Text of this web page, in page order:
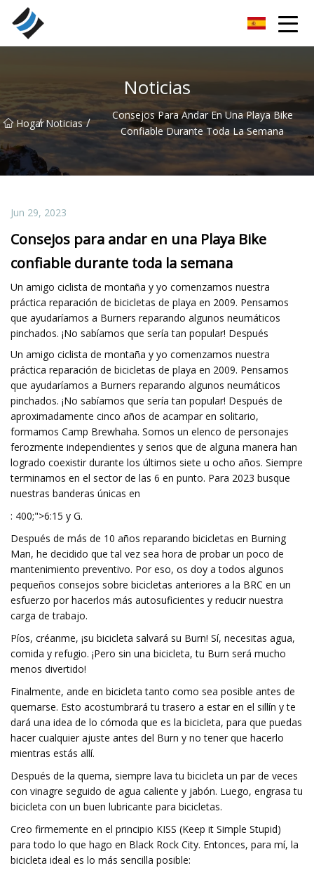
Noticias
Hogar
/ Noticias /
Consejos Para Andar En Una Playa Bike
Confiable Durante Toda La Semana
Jun 29, 2023
Consejos para andar en una Playa Bike
confiable durante toda la semana
Un amigo ciclista de montaña y yo comenzamos nuestra
práctica reparación de bicicletas de playa en 2009. Pensamos
que ayudaríamos a Burners reparando algunos neumáticos
pinchados. ¡No sabíamos que sería tan popular! Después
Un amigo ciclista de montaña y yo comenzamos nuestra
práctica reparación de bicicletas de playa en 2009. Pensamos
que ayudaríamos a Burners reparando algunos neumáticos
pinchados. ¡No sabíamos que sería tan popular! Después de
aproximadamente cinco años de acampar en solitario,
formamos Camp Brewhaha. Somos un elenco de personajes
ferozmente independientes y serios que de alguna manera han
logrado coexistir durante los últimos siete u ocho años. Siempre
terminamos en el sector de las 6 en punto. Para 2023 busque
nuestras banderas únicas en
: 400;">6:15 y G.
Después de más de 10 años reparando bicicletas en Burning
Man, he decidido que tal vez sea hora de probar un poco de
mantenimiento preventivo. Por eso, os doy a todos algunos
pequeños consejos sobre bicicletas anteriores a la BRC en un
esfuerzo por hacerlos más autosuficientes y reducir nuestra
carga de trabajo.
Píos, créanme, ¡su bicicleta salvará su Burn! Sí, necesitas agua,
comida y refugio. ¡Pero sin una bicicleta, tu Burn será mucho
menos divertido!
Finalmente, ande en bicicleta tanto como sea posible antes de
quemarse. Esto acostumbrará tu trasero a estar en el sillín y te
dará una idea de lo cómoda que es la bicicleta, para que puedas
hacer cualquier ajuste antes del Burn y no tener que hacerlo
mientras estás allí.
Después de la quema, siempre lava tu bicicleta un par de veces
con vinagre seguido de agua caliente y jabón. Luego, engrasa tu
bicicleta con un buen lubricante para bicicletas.
Creo firmemente en el principio KISS (Keep it Simple Stupid)
para todo lo que hago en Black Rock City. Entonces, para mí, la
bicicleta ideal es lo más sencilla posible: